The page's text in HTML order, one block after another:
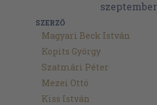
SZERZŐ
Magyari Beck István
Kopits György
Szatmári Péter
Mezei Ottó
Kiss István